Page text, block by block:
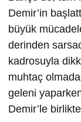
Demir’in
büyük
derinden
kadrosuyla
muhtaç
geleni
Demir’le